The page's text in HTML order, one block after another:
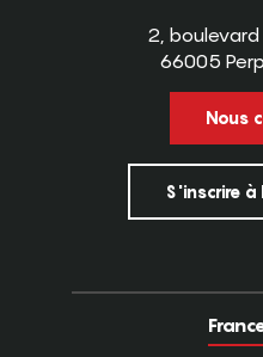
2,
66005
Nous
S'inscrire à